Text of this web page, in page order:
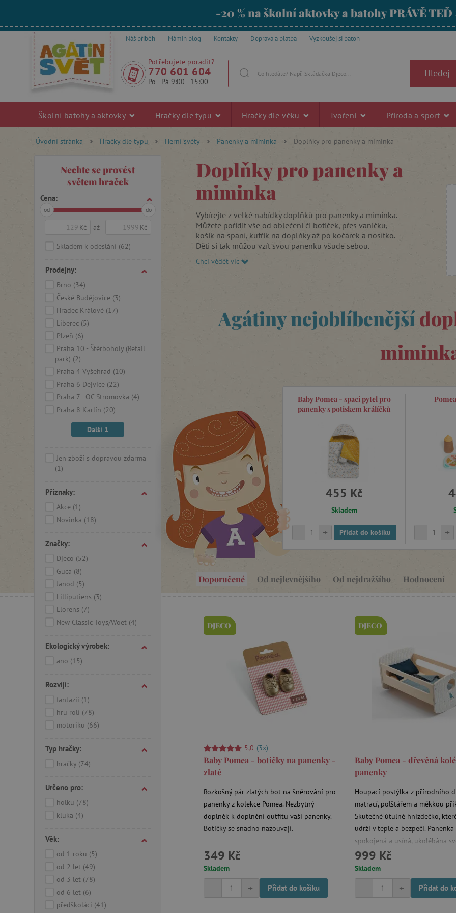
-20 % na školní aktovky a batohy PRÁVĚ TEĎ
Náš příběh Mámin blog Kontakty Doprava a platba Vyzkoušej si batoh
Potřebujete poradit?
770 601 604
Po - Pá 9:00 - 15:00
Hledej
Školní batohy a aktovky Hračky dle typu Hračky dle věku Tvoření Příroda a sport
Úvodní stránka Hračky dle typu Herní světy Panenky a miminka Doplňky pro panenky a miminka
Nechte se provést
světem hraček
Cena:
od do
Kč až Kč
Skladem k odeslání (62)
Prodejny:
Brno (34)
České Budějovice (3)
Hradec Králové (17)
Liberec (5)
Plzeň (6)
Praha 10 - Štěrboholy (Retail
park) (2)
Praha 4 Vyšehrad (10)
Praha 6 Dejvice (22)
Praha 7 - OC Stromovka (4)
Praha 8 Karlín (20)
Další 1
Jen zboží s dopravou zdarma
(1)
Příznaky:
Akce (1)
Novinka (18)
Značky:
Djeco (52)
Guca (8)
Janod (5)
Lilliputiens (3)
Llorens (7)
New Classic Toys/Woet (4)
Ekologický výrobek:
ano (15)
Rozvíjí:
fantazii (1)
hru rolí (78)
motoriku (66)
Typ hračky:
hračky (74)
Určeno pro:
holku (78)
kluka (4)
Věk:
od 1 roku (5)
od 2 let (49)
od 3 let (78)
od 6 let (6)
předškoláci (41)
Doplňky pro panenky a
miminka
Vybírejte z velké nabídky doplňků pro panenky a miminka.
Můžete pořídit vše od oblečení či botiček, přes vaničku,
košík na spaní, kufřík na doplňky až po kočárek a nosítko.
Děti si tak můžou vzít svou panenku všude sebou.
Chci vědět víc
Agátiny nejoblíbenější
Baby Pomea - spací pytel pro
panenky s potiskem králíčků
455 Kč
Skladem
+
- Přidat do košíku +
-
Doporučené Od nejlevnějšího Od nejdražšího Hodnocení
DJECO
5,0 (3x)
Baby Pomea - botičky na panenky -
zlaté
Rozkošný pár zlatých bot na šněrování pro
panenky z kolekce Pomea. Nezbytný
doplněk k doplnění outfitu vaší panenky.
Botičky se snadno nazouvají.
349 Kč
Skladem
+
- Přidat do košíku
DJECO
Baby Pomea - dřevěná
panenky
Houpací postýlka z přírodního
matrací, polštářem a měkkou
Skutečné útulné hnízdečko,
udrží v teple a bezpečí.
spokojená a usíná, ukolébána
maminkou.
999 Kč
Skladem
+
- Přidat do